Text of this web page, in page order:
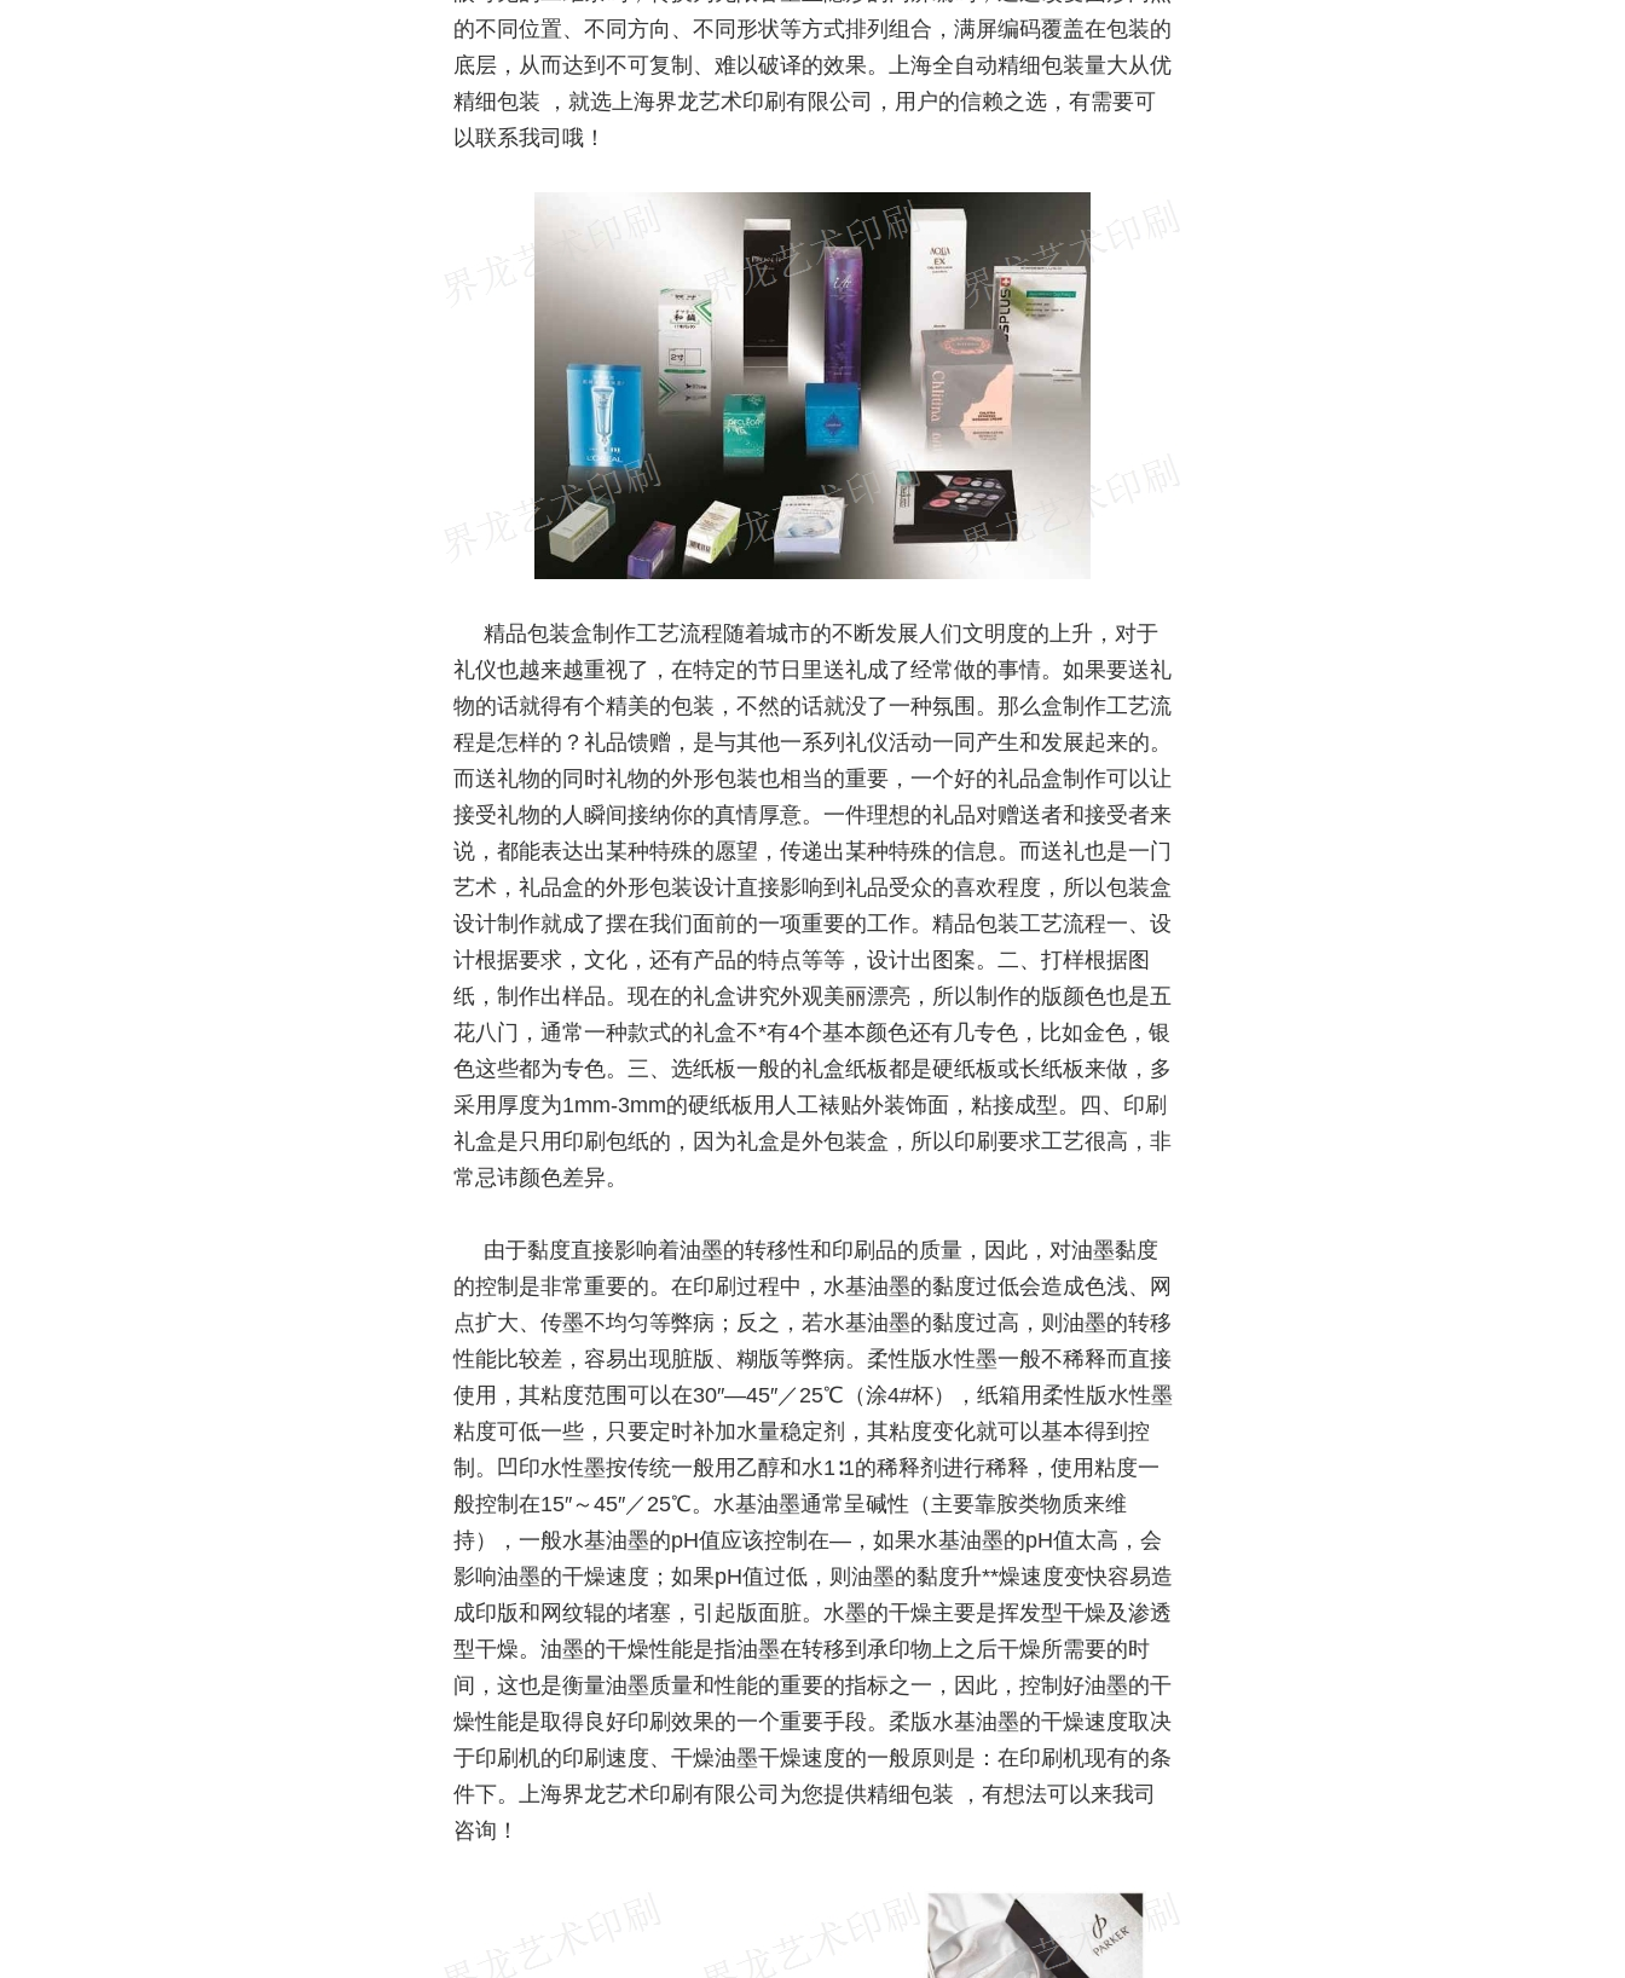
的不同位置、不同方向、不同形状等方式排列组合，满屏编码覆盖在包装的
底层，从而达到不可复制、难以破译的效果。上海全自动精细包装量大从优
精细包装 ，就选上海界龙艺术印刷有限公司，用户的信赖之选，有需要可
以联系我司哦！
精品包装盒制作工艺流程随着城市的不断发展人们文明度的上升，对于
礼仪也越来越重视了，在特定的节日里送礼成了经常做的事情。如果要送礼
物的话就得有个精美的包装，不然的话就没了一种氛围。那么盒制作工艺流
程是怎样的？礼品馈赠，是与其他一系列礼仪活动一同产生和发展起来的。
而送礼物的同时礼物的外形包装也相当的重要，一个好的礼品盒制作可以让
接受礼物的人瞬间接纳你的真情厚意。一件理想的礼品对赠送者和接受者来
说，都能表达出某种特殊的愿望，传递出某种特殊的信息。而送礼也是一门
艺术，礼品盒的外形包装设计直接影响到礼品受众的喜欢程度，所以包装盒
设计制作就成了摆在我们面前的一项重要的工作。精品包装工艺流程一、设
计根据要求，文化，还有产品的特点等等，设计出图案。二、打样根据图
纸，制作出样品。现在的礼盒讲究外观美丽漂亮，所以制作的版颜色也是五
花八门，通常一种款式的礼盒不*有4个基本颜色还有几专色，比如金色，银
色这些都为专色。三、选纸板一般的礼盒纸板都是硬纸板或长纸板来做，多
采用厚度为1mm-3mm的硬纸板用人工裱贴外装饰面，粘接成型。四、印刷
礼盒是只用印刷包纸的，因为礼盒是外包装盒，所以印刷要求工艺很高，非
常忌讳颜色差异。
由于黏度直接影响着油墨的转移性和印刷品的质量，因此，对油墨黏度
的控制是非常重要的。在印刷过程中，水基油墨的黏度过低会造成色浅、网
点扩大、传墨不均匀等弊病；反之，若水基油墨的黏度过高，则油墨的转移
性能比较差，容易出现脏版、糊版等弊病。柔性版水性墨一般不稀释而直接
使用，其粘度范围可以在30″―45″／25℃（涂4#杯），纸箱用柔性版水性墨
粘度可低一些，只要定时补加水量稳定剂，其粘度变化就可以基本得到控
制。凹印水性墨按传统一般用乙醇和水1∶1的稀释剂进行稀释，使用粘度一
般控制在15″～45″／25℃。水基油墨通常呈碱性（主要靠胺类物质来维
持），一般水基油墨的pH值应该控制在―，如果水基油墨的pH值太高，会
影响油墨的干燥速度；如果pH值过低，则油墨的黏度升**燥速度变快容易造
成印版和网纹辊的堵塞，引起版面脏。水墨的干燥主要是挥发型干燥及渗透
型干燥。油墨的干燥性能是指油墨在转移到承印物上之后干燥所需要的时
间，这也是衡量油墨质量和性能的重要的指标之一，因此，控制好油墨的干
燥性能是取得良好印刷效果的一个重要手段。柔版水基油墨的干燥速度取决
于印刷机的印刷速度、干燥油墨干燥速度的一般原则是：在印刷机现有的条
件下。上海界龙艺术印刷有限公司为您提供精细包装 ，有想法可以来我司
咨询！